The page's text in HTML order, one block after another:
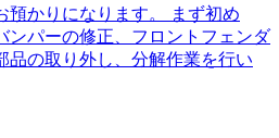
預かりになります。 まず初め
ンパーの修正、フロントフェンダ
品の取り外し、分解作業を行い